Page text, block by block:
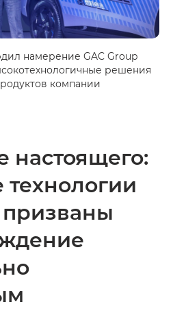
намерение GAC Group
решения
компании
настоящего:
призваны